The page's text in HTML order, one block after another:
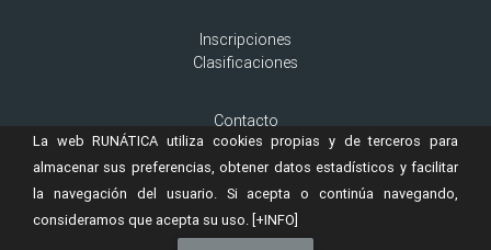
Inscripciones
Clasificaciones
Contacto
Aviso Legal
Cookies
RUNÁTICAes una marca registrada de
La web RUNÁTICA utiliza cookies propias y de terceros para
almacenar sus preferencias, obtener datos estadísticos y facilitar
la navegación del usuario. Si acepta o continúa navegando,
consideramos que acepta su uso. [+INFO]